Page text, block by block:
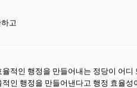
고
적인 행정을 만들어내는 정당이 어디
인 행정을 만들어낸다고 행정 효율